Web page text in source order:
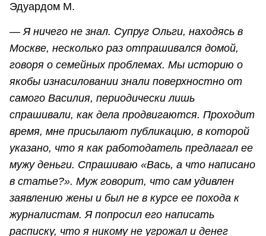
Эдуардом М.
— Я ничего не знал. Супруг Ольги, находясь в
Москве, несколько раз отпрашивался домой,
говоря о семейных проблемах. Мы историю о
якобы изнасиловании знали поверхностно от
самого Василия, периодически лишь
спрашивали, как дела продвигаются. Проходит
время, мне присылают публикацию, в которой
указано, что я как работодатель предлагал ее
мужу деньги. Спрашиваю «Вась, а что написано
в статье?». Муж говорит, что сам удивлен
заявлению жены и был не в курсе ее похода к
журналистам. Я попросил его написать
расписку, что я никому не угрожал и денег